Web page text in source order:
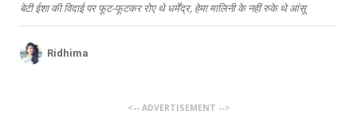
बेटी ईशा की विदाई पर फूट-फूटकर रोए थे धर्मेंद्र, हेमा मालिनी के नहीं रुके थे आंसू
Ridhima
<-- ADVERTISEMENT -->